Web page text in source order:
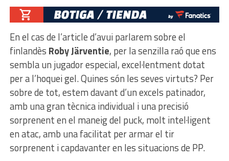
En el cas de l’article d’avui parlarem sobre el
finlandès Roby Järventie, per la senzilla raó que ens
sembla un jugador especial, excel·lentment dotat
per a l’hoquei gel. Quines són les seves virtuts? Per
sobre de tot, estem davant d’un excels patinador,
amb una gran tècnica individual i una precisió
sorprenent en el maneig del puck, molt intel·ligent
en atac, amb una facilitat per armar el tir
sorprenent i capdavanter en les situacions de PP.